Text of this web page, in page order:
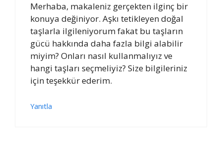
Merhaba, makaleniz gerçekten ilginç bir
konuya değiniyor. Aşkı tetikleyen doğal
taşlarla ilgileniyorum fakat bu taşların
gücü hakkında daha fazla bilgi alabilir
miyim? Onları nasıl kullanmalıyız ve
hangi taşları seçmeliyiz? Size bilgileriniz
için teşekkür ederim.
Yanıtla